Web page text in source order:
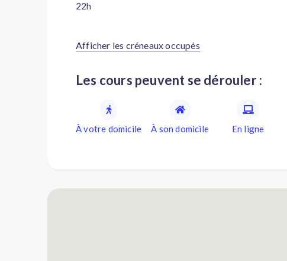
22h
Afficher les créneaux occupés
Les cours peuvent se dérouler :
À votre domicile À son domicile En ligne